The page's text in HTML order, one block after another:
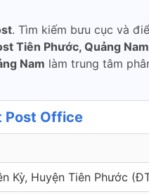
. Tìm kiếm bưu cục và
Tiên Phước, Quảng Nam
Nam làm trung tâm
Post Office
Kỳ, Huyện Tiên Phước